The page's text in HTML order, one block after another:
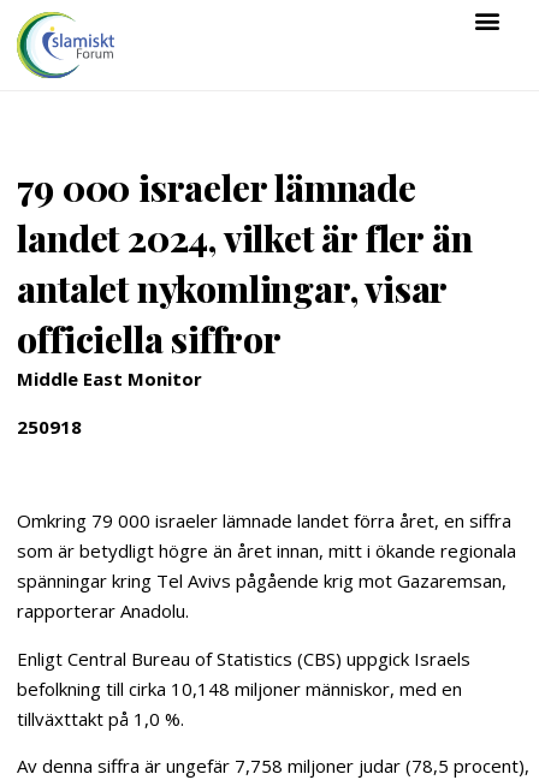
79 000 israeler lämnade
landet 2024, vilket är fler än
antalet nykomlingar, visar
officiella siffror
Middle East Monitor
250918
Omkring 79 000 israeler lämnade landet förra året, en siffra
som är betydligt högre än året innan, mitt i ökande regionala
spänningar kring Tel Avivs pågående krig mot Gazaremsan,
rapporterar Anadolu.
Enligt Central Bureau of Statistics (CBS) uppgick Israels
befolkning till cirka 10,148 miljoner människor, med en
tillväxttakt på 1,0 %.
Av denna siffra är ungefär 7,758 miljoner judar (78,5 procent),